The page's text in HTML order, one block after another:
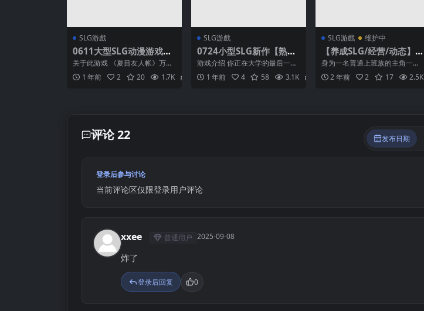
SLG游戲
0611大型SLG动漫游戏化
【正经游戏】夏目友人帐
～叶月之记～【官方中
文】
关于此游戏 《夏目友人帐》万众
期待游戏化！ 玩家将化身主人公
——夏目贵志，在与形...
1 年前 2 20 1.7K
SLG游戲
0724小型SLG新作【熟女
纯爱】亲密程度 Degrees
of Intimacy Ver0.1【中
文汉化】
游戏介绍 你正在大学的最后一
年，你的成绩需要大幅提高。 她
才华横溢、优雅、不可触...
1 年前 4 58 3.1K
SLG游戲 维护中
【养成SLG/经营/动态】
怠惰的怪兽公主不想工作
【pc】
身为一名普通上班族的主角一直
过着毫无变化的平凡生活，某天
心血来潮在离家女性的寄宿...
2 年前 2 17 2.5K
评论 22 发布日期
登录后参与讨论
当前评论区仅限登录用户评论
X xxee 普通用户 2025-09-08
炸了
登录后回复 0